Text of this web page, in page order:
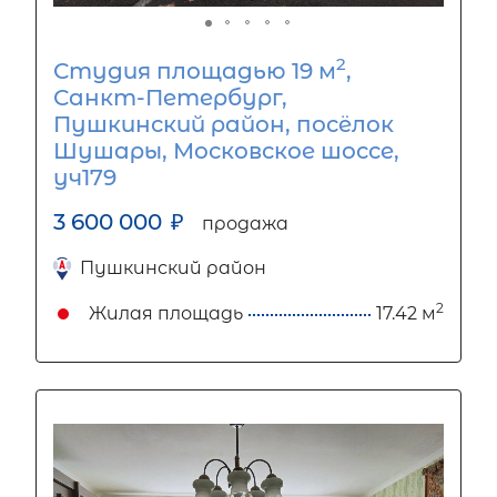
Студия площадью 19 м2,
Санкт-Петербург,
Пушкинский район, посёлок
Шушары, Московское шоссе,
уч179
3 600 000 ₽ продажа
Пушкинский район
Жилая площадь 17.42 м2